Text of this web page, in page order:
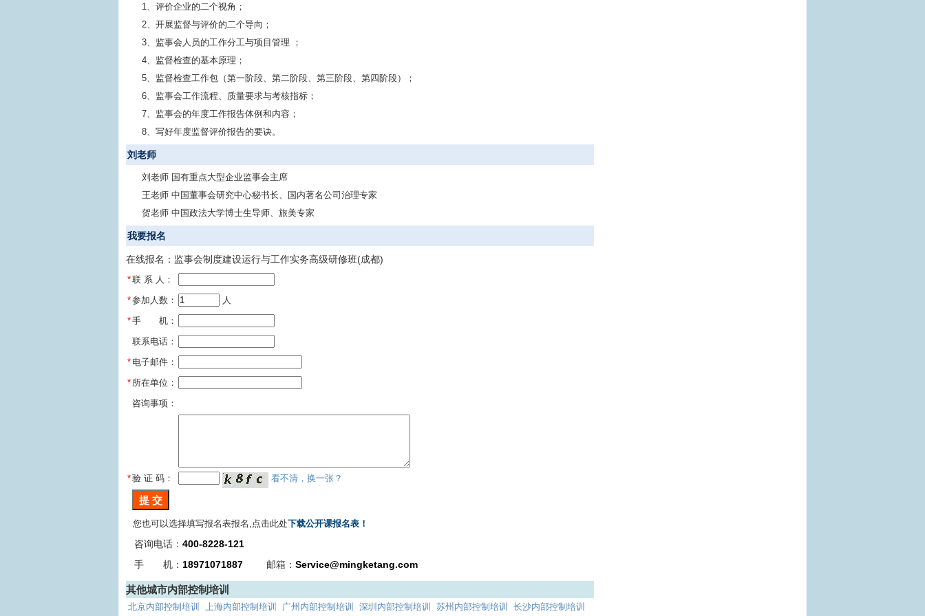
1、评价企业的二个视角；
2、开展监督与评价的二个导向；
3、监事会人员的工作分工与项目管理 ；
4、监督检查的基本原理；
5、监督检查工作包（第一阶段、第二阶段、第三阶段、第四阶段）；
6、监事会工作流程、质量要求与考核指标；
7、监事会的年度工作报告体例和内容；
8、写好年度监督评价报告的要诀。
刘老师
刘老师 国有重点大型企业监事会主席
王老师 中国董事会研究中心秘书长、国内著名公司治理专家
贺老师 中国政法大学博士生导师、旅美专家
我要报名
在线报名：监事会制度建设运行与工作实务高级研修班(成都)
*联 系 人：
*参加人数：
人
*手 机：
联系电话：
* 电子邮件：
* 所在单位：
咨询事项：
*验 证 码： 看不清，换一张？
您也可以选择填写报名表报名,点击此处下载公开课报名表！
咨询电话： 400-8228-121
手 机： 18971071887 邮箱： Service@mingketang.com
其他城市内部控制培训
北京内部控制培训 上海内部控制培训 广州内部控制培训 深圳内部控制培训 苏州内部控制培训 长沙内部控制培训